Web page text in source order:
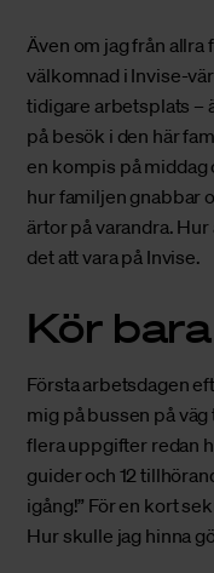
Även om jag från
välkomnad i Invise-
tidigare arbetsplats –
på besök i den här
en kompis på
hur familjen gnabbar
ärtor på varandra.
det att vara på Invise.
Kör
Första arbetsdagen
mig på bussen på
flera uppgifter redan
guider och 12
igång!” För en kort
Hur skulle jag hinna